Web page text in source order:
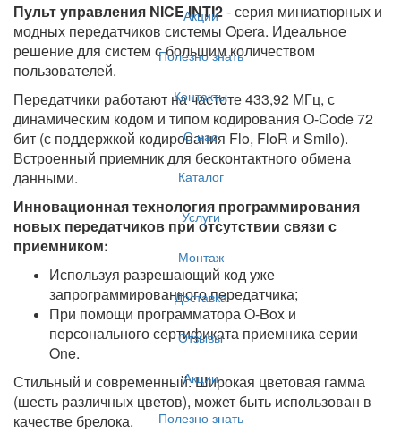
Акции
Полезно знать
Контакты
О нас
Каталог
Услуги
Монтаж
Доставка
Отзывы
Акции
Полезно знать
Пульт управления NICE INTI2- серия миниатюрных и
модных передатчиков системы Opera. Идеальное
решение для систем с большим количеством
пользователей.
Передатчики работают на частоте 433,92 МГц, с
динамическим кодом и типом кодирования O-Code 72
бит (с поддержкой кодирования Flo, FloR и Smilo).
Встроенный приемник для бесконтактного обмена
данными.
Инновационная технология программирования
новых передатчиков при отсутствии связи с
приемником:
Используя разрешающий код уже
запрограммированного передатчика;
При помощи программатора O-Box и
персонального сертификата приемника серии
One.
Стильный и современный: Широкая цветовая гамма
(шесть различных цветов), может быть использован в
качестве брелока.